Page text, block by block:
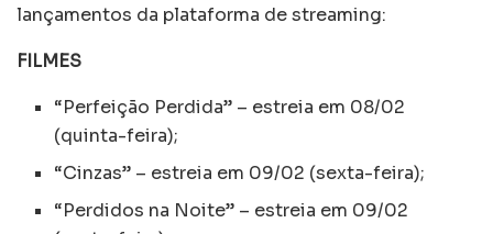
lançamentos da plataforma de streaming:
FILMES
“Perfeição Perdida” – estreia em 08/02
(quinta-feira);
“Cinzas” – estreia em 09/02 (sexta-feira);
“Perdidos na Noite” – estreia em 09/02